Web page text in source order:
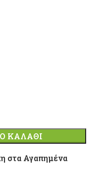
ΚΑΛΆΘΙ
στα Αγαπημένα